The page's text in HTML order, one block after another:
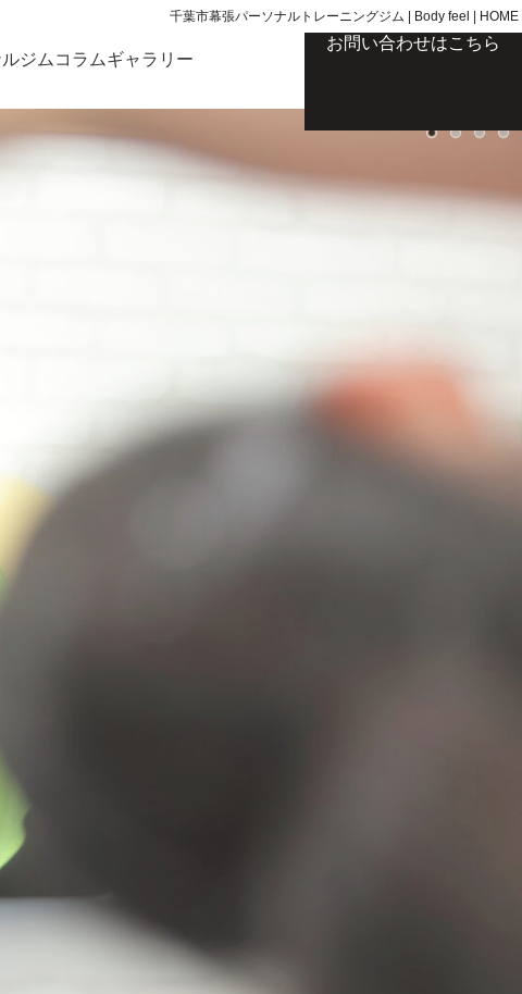
千葉市幕張パーソナルトレーニングジム | Body feel | HOME
ジムコラムギャラリー
お問い合わせはこちら